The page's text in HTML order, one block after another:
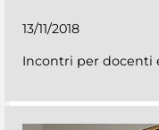
13/11/2018
Incontri per docenti